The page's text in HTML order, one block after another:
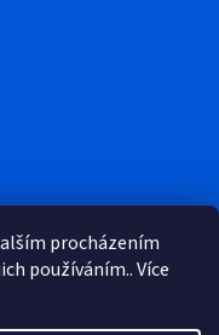
procházením
používáním.. Více